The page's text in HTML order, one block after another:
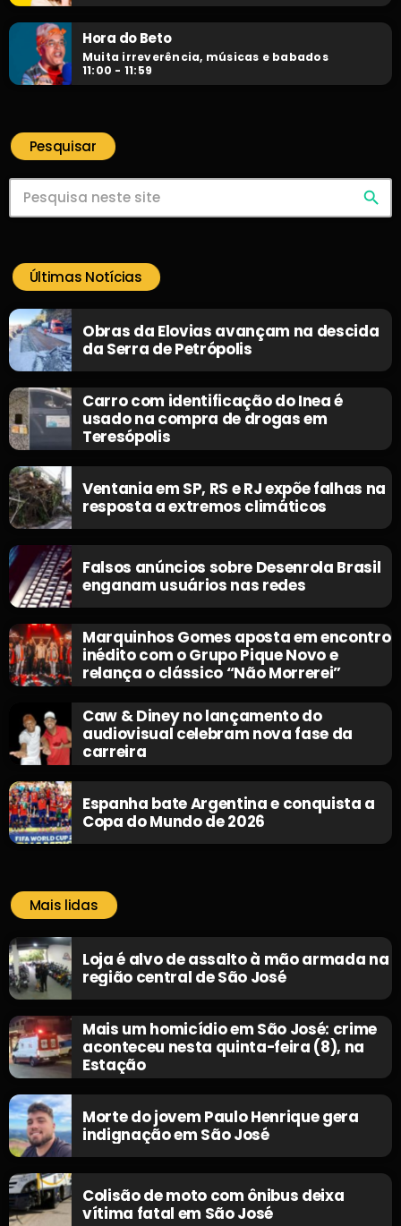
Hora do Beto
Muita irreverência, músicas e babados
11:00 - 11:59
Pesquisar
search
Últimas Notícias
Obras da Elovias avançam na descida
da Serra de Petrópolis
Carro com identificação do Inea é
usado na compra de drogas em
Teresópolis
Ventania em SP, RS e RJ expõe falhas na
resposta a extremos climáticos
Falsos anúncios sobre Desenrola Brasil
enganam usuários nas redes
Marquinhos Gomes aposta em encontro
inédito com o Grupo Pique Novo e
relança o clássico “Não Morrerei”
Caw & Diney no lançamento do
audiovisual celebram nova fase da
carreira
Espanha bate Argentina e conquista a
Copa do Mundo de 2026
Mais lidas
Loja é alvo de assalto à mão armada na
região central de São José
Mais um homicídio em São José: crime
aconteceu nesta quinta-feira (8), na
Estação
Morte do jovem Paulo Henrique gera
indignação em São José
Colisão de moto com ônibus deixa
vítima fatal em São José